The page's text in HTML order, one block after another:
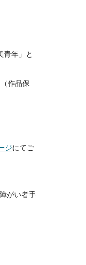
青年」と
作品保
ジにてご
がい者手